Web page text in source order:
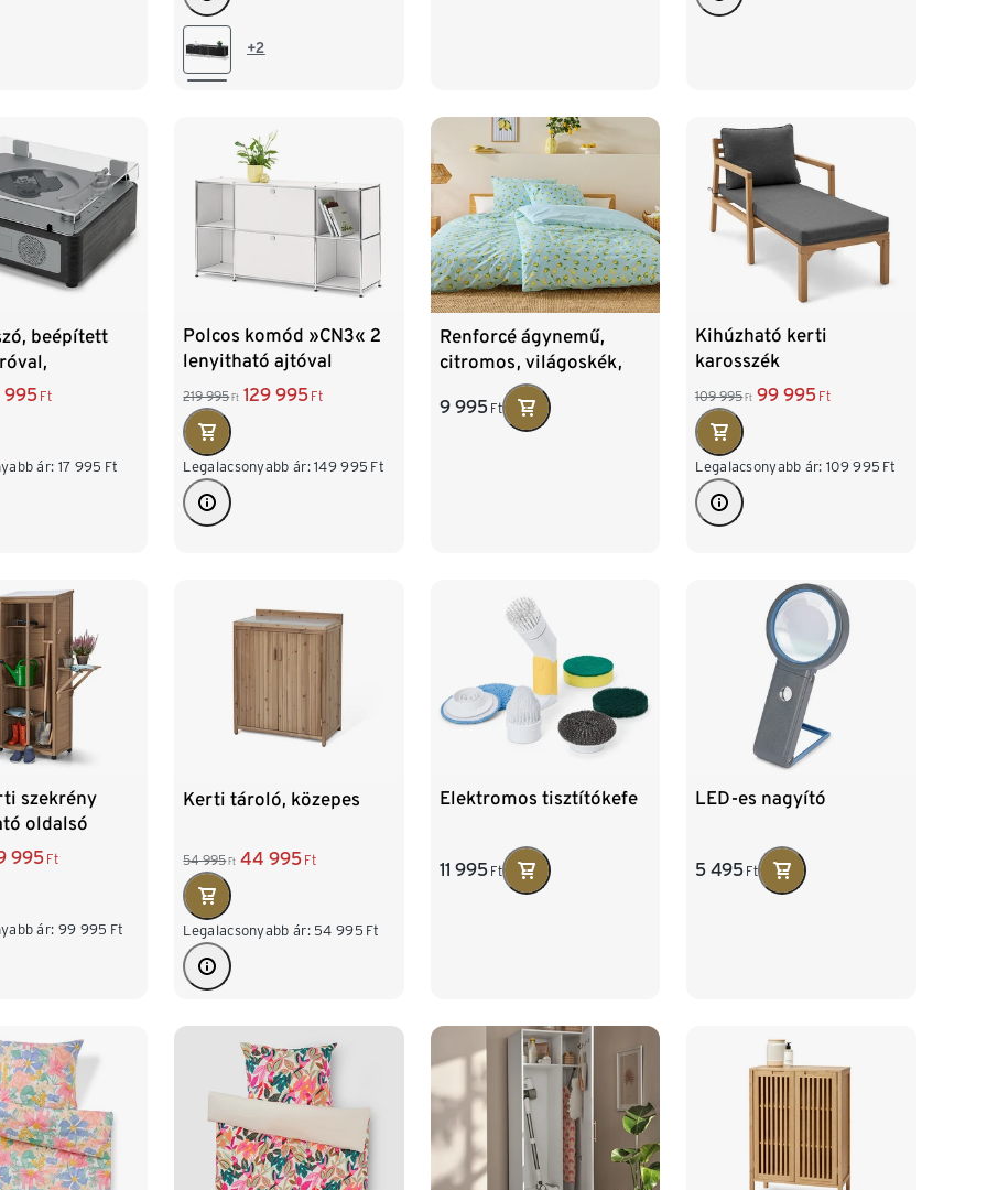
+2
beépített
szal
995 Ft
ár: 17 995 Ft
Polcos komód »CN3« 2
lenyitható ajtóval
219 995 Ft 129 995 Ft
Legalacsonyabb ár: 149 995 Ft
Renforcé ágynemű,
citromos, világoskék,
egyszemélyes
9 995 Ft
Kihúzható kerti
karosszék
109 995 Ft 99 995 Ft
Legalacsonyabb ár: 109 995 Ft
szekrény
oldalsó
995 Ft
ár: 99 995 Ft
Kerti tároló, közepes
54 995 Ft 44 995 Ft
Legalacsonyabb ár: 54 995 Ft
Elektromos tisztítókefe
11 995 Ft
LED-es nagyító
5 495 Ft